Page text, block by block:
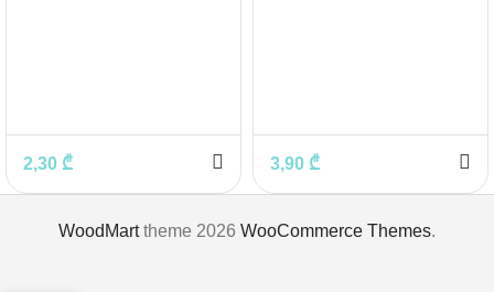
2,30 ₾ 3,90 ₾
WoodMarttheme 2026 WooCommerce Themes.